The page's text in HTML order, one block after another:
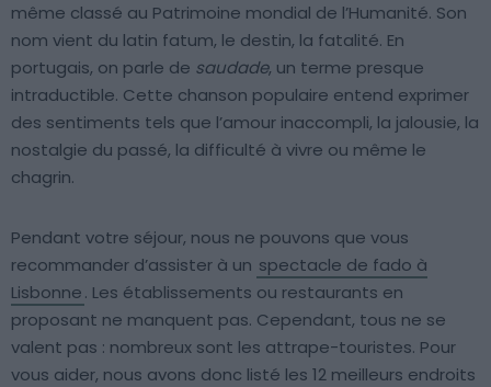
même classé au Patrimoine mondial de l’Humanité. Son
nom vient du latin fatum, le destin, la fatalité. En
portugais, on parle de saudade, un terme presque
intraductible. Cette chanson populaire entend exprimer
des sentiments tels que l’amour inaccompli, la jalousie, la
nostalgie du passé, la difficulté à vivre ou même le
chagrin.
Pendant votre séjour, nous ne pouvons que vous
recommander d’assister à un spectacle de fado à
Lisbonne. Les établissements ou restaurants en
proposant ne manquent pas. Cependant, tous ne se
valent pas : nombreux sont les attrape-touristes. Pour
vous aider, nous avons donc listé les 12 meilleurs endroits